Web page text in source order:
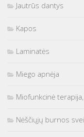
Jautrūs dantys
Kapos
Laminatės
Miego apnėja
Miofunkcinė
Nėščiųjų burnos